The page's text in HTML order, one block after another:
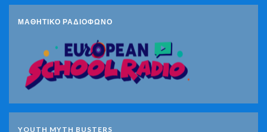
ΜΑΘΗΤΙΚΟ ΡΑΔΙΟΦΩΝΟ
YOUTH MYTH BUSTERS